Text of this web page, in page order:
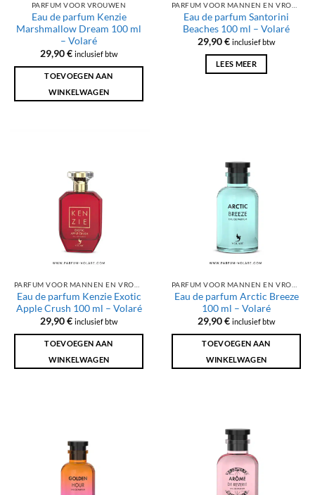
PARFUM VOOR VROUWEN
Eau de parfum Kenzie
Marshmallow Dream 100 ml
– Volaré
29,90€ inclusief btw
TOEVOEGEN AAN
WINKELWAGEN
Eau de parfum Santorini
Beaches 100 ml – Volaré
29,90€ inclusief btw
LEES MEER
Eau de parfum Kenzie Exotic
Apple Crush 100 ml – Volaré
29,90€ inclusief btw
TOEVOEGEN AAN
WINKELWAGEN
Eau de parfum Arctic Breeze
100 ml – Volaré
29,90€ inclusief btw
TOEVOEGEN AAN
WINKELWAGEN